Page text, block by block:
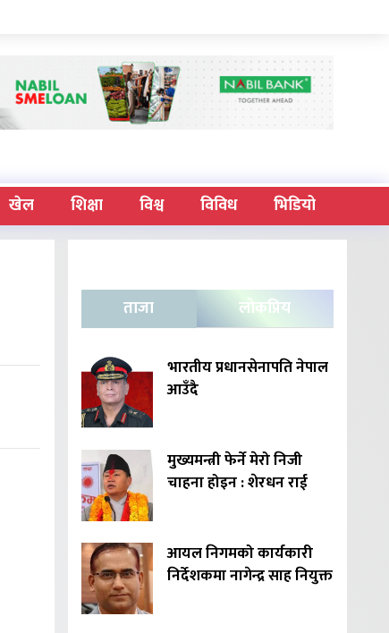
खेल शिक्षा विश्व विविध भिडियो
ताजा लोकप्रिय
भारतीय प्रधानसेनापति नेपाल
आउँदै
मुख्यमन्त्री फेर्ने मेरो निजी
चाहना होइन : शेरधन राई
आयल निगमको कार्यकारी
निर्देशकमा नागेन्द्र साह नियुक्त